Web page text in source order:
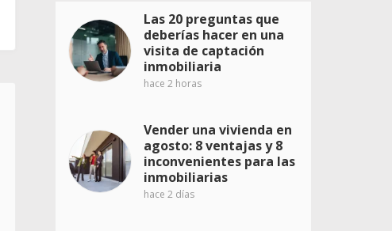
Las 20 preguntas que
deberías hacer en una
visita de captación
inmobiliaria
hace 2 horas
Vender una vivienda en
agosto: 8 ventajas y 8
inconvenientes para las
inmobiliarias
hace 2 días